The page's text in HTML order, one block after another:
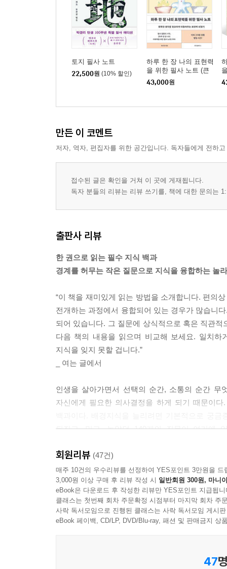
토지 필사 노트
22,500원 (10% 할인)
하루 한 장 나의 표현력
을 위한 필사 노트 (큰
글자도서)
43,000원
만든 이 코멘트
저자, 역자, 편집자를 위한 공간입니다. 독자들에게 전하
접수된 글은 확인을 거쳐 이 곳에 게재됩니다.
독자 분들의 리뷰는 리뷰 쓰기를, 책에 대한 문의는
출판사 리뷰
한 권으로 읽는 필수 지식 백과
경계를 허무는 작은 질문으로 지식을 융합하는 놀
“이 책을 재미있게 읽는 방법을 소개합니다. 편의
전개하는 과정에서 융합되어 있는 경우가 많습니
되어 있습니다. 그 질문에 상식적으로 혹은 직관
다음 책의 내용을 읽으며 비교해 보세요. 일치
지식을 잊지 못할 겁니다.”
_ 여는 글에서
인생을 살아가면서 선택의 순간, 소통의 순간 무
자신에게 필요한 의사결정을 하게 되기 때문이
뒤집고, 밀고, 놀았던 140개의 질문이 여기에
털이 없을까?”, “가냘픈 꽃 코스모스에 왜 ‘우주’
모차르트에게 열등감을 느꼈을까?”, “〈최후의
식이다.
일상에서 누구나 할 수 있는 질문이지만, 때로
질문이나 과학 지식을 답으로 얻을 수도 있고, 역
기본 교양서의 역할을 하는 것은 물론, 독자들에
회원리뷰 (47건)
매주 10건의 우수리뷰를 선정하여 YES포인트 3만원을 드
3,000원 이상 구매 후 리뷰 작성 시 일반회원 300원, 마니
eBook은 다운로드 후 작성한 리뷰만 YES포인트 지급됩니
클래스는 첫번째 회차 주문확정 시점부터 마지막 회차 주
사락 독서모임으로 진행된 클래스는 사락 독서모임 게시
eBook 페이백, CD/LP, DVD/Blu-ray, 패션 및 판매금지 상
47